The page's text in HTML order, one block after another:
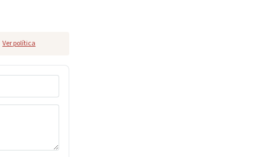
Ver política